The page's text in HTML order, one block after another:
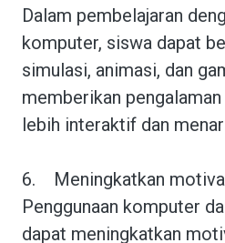
Dalam pembelajaran
komputer, siswa dapat
simulasi, animasi, dan
memberikan
lebih interaktif dan
6. Meningkatkan
Penggunaan komputer
dapat meningkatkan